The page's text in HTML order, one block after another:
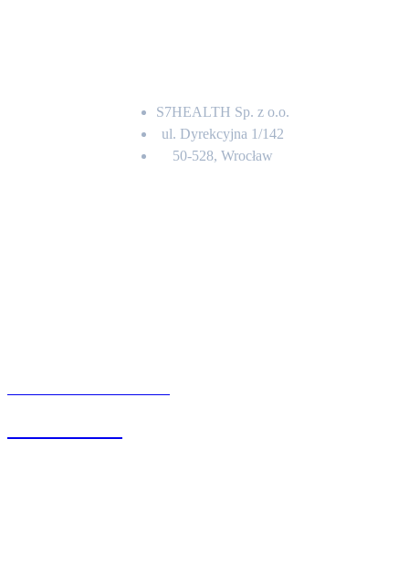
S7HEALTH Sp. z o.o.
ul. Dyrekcyjna 1/142
50-528, Wrocław